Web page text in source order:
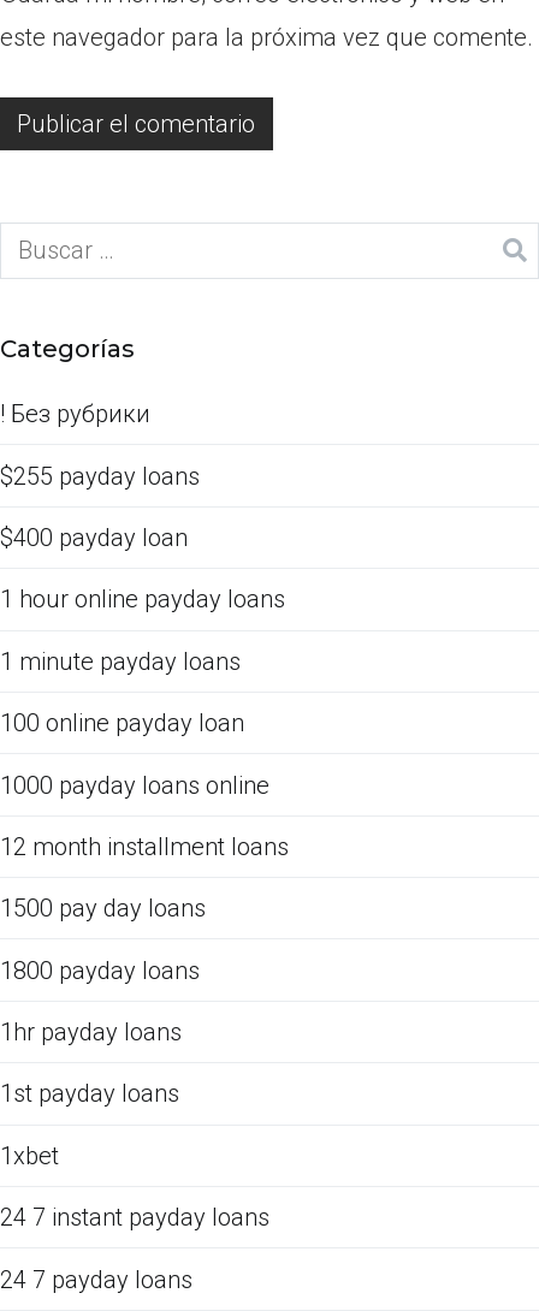
este navegador para la próxima vez que comente.
Categorías
! Без рубрики
$255 payday loans
$400 payday loan
1 hour online payday loans
1 minute payday loans
100 online payday loan
1000 payday loans online
12 month installment loans
1500 pay day loans
1800 payday loans
1hr payday loans
1st payday loans
1xbet
24 7 instant payday loans
24 7 payday loans